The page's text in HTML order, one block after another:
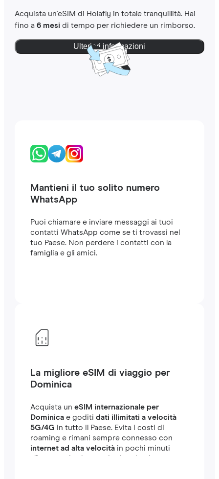
Acquista un'eSIM di Holafly in totale tranquillità. Hai
fino a 6 mesi di tempo per richiedere un rimborso.
Ulteriori informazioni
Mantieni il tuo solito numero
WhatsApp
Puoi chiamare e inviare messaggi ai tuoi
contatti WhatsApp come se ti trovassi nel
tuo Paese. Non perdere i contatti con la
famiglia e gli amici.
La migliore eSIM di viaggio per
Dominica
Acquista un eSIM internazionale per
Dominicae goditi dati illimitati a velocità
5G/4G in tutto il Paese. Evita i costi di
roaming e rimani sempre connesso con
internet ad alta velocitàin pochi minuti
all'estero, sia che tu stia viaggiando o